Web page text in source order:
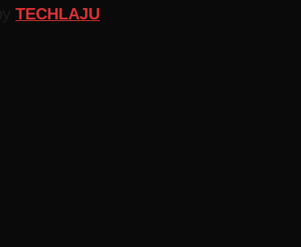
TECHLAJU